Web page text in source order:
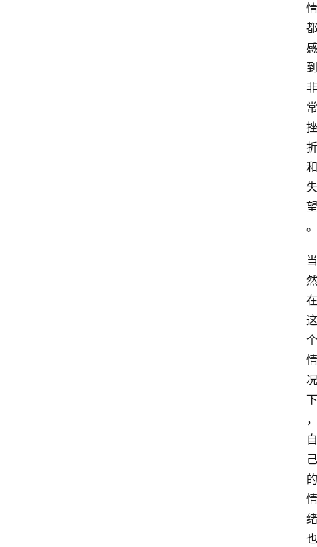
情
都
感
到
非
常
挫
折
和
失
望
。
当
然
在
这
个
情
况
下
，
自
己
的
情
绪
也